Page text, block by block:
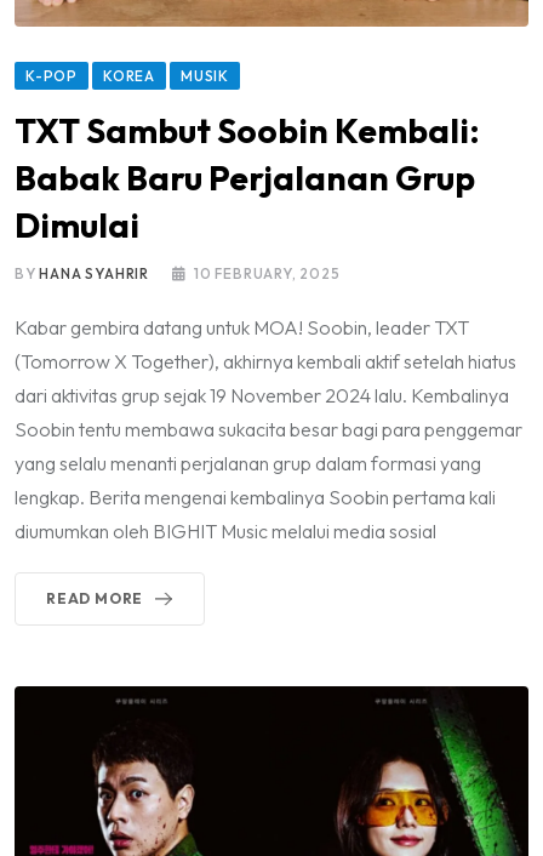
K-POP KOREA MUSIK
TXT Sambut Soobin Kembali:
Babak Baru Perjalanan Grup
Dimulai
BYHANA SYAHRIR 10 FEBRUARY, 2025
Kabar gembira datang untuk MOA! Soobin, leader TXT
(Tomorrow X Together), akhirnya kembali aktif setelah hiatus
dari aktivitas grup sejak 19 November 2024 lalu. Kembalinya
Soobin tentu membawa sukacita besar bagi para penggemar
yang selalu menanti perjalanan grup dalam formasi yang
lengkap. Berita mengenai kembalinya Soobin pertama kali
diumumkan oleh BIGHIT Music melalui media sosial
READ MORE